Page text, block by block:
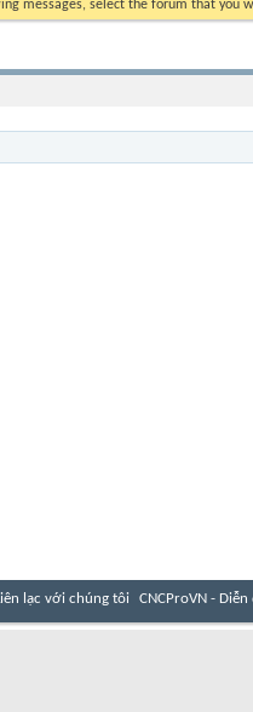
messages, select the forum that you
lạc với chúng tôi CNCProVN -